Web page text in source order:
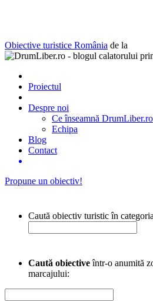
Obiective turistice România de la
Proiectul
Despre noi
Ce înseamnă DrumLiber.ro
Echipa
Blog
Contact
Propune un obiectiv!
Caută obiectiv turistic în
Caută obiectiveîntr-o anumită
marcajului: